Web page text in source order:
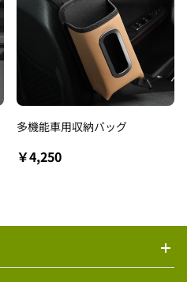
多機能車用収納バッグ
￥4,250